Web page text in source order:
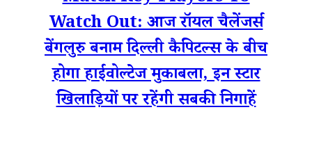
Watch Out: आज रॉयल चैलेंजर्स
बेंगलुरु बनाम दिल्ली कैपिटल्स के बीच
होगा हाईवोल्टेज मुकाबला, इन स्टार
खिलाड़ियों पर रहेंगी सबकी निगाहें